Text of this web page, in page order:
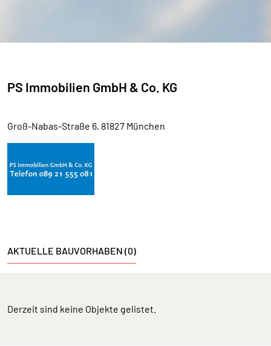
PS Immobilien GmbH & Co. KG
Groß-Nabas-Straße 6, 81827 München
AKTUELLE BAUVORHABEN (0)
Derzeit sind keine Objekte gelistet.